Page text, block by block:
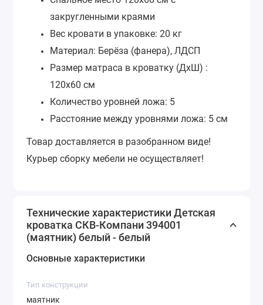
закругленными краями
Вес кровати в упаковке: 20 кг
Материал: Берёза (фанера), ЛДСП
Размер матраса в кроватку (ДхШ) :
120х60 см
Количество уровней ложа: 5
Расстояние между уровнями ложа: 5 см
Товар доставляется в разобранном виде!
Курьер сборку мебели не осуществляет!
Технические характеристики Детская
кроватка СКВ-Компани 394001
(маятник) белый - белый
Основные характеристики
Тип конструкции
маятник